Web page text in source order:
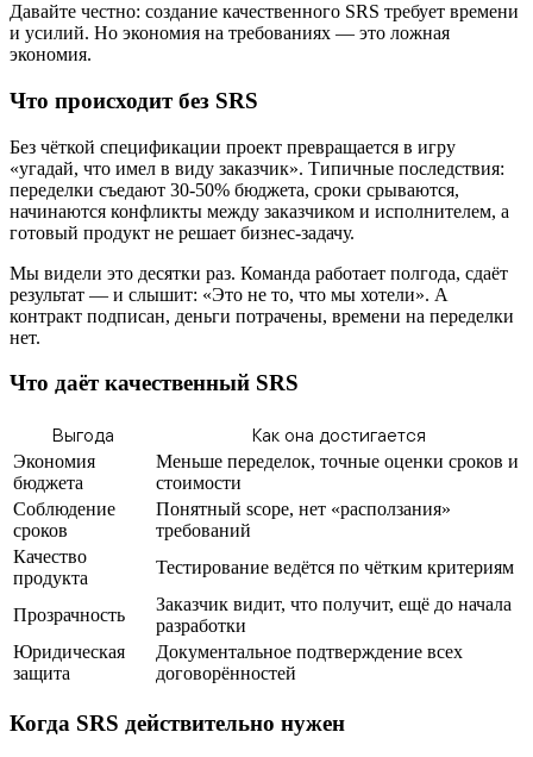
Давайте честно: создание качественного SRS требует времени
и усилий. Но экономия на требованиях — это ложная
экономия.
Что происходит без SRS
Без чёткой спецификации проект превращается в игру
«угадай, что имел в виду заказчик». Типичные последствия:
переделки съедают 30-50% бюджета, сроки срываются,
начинаются конфликты между заказчиком и исполнителем, а
готовый продукт не решает бизнес-задачу.
Мы видели это десятки раз. Команда работает полгода, сдаёт
результат — и слышит: «Это не то, что мы хотели». А
контракт подписан, деньги потрачены, времени на переделки
нет.
Что даёт качественный SRS
Выгода Как она достигается
Экономия
бюджета
Меньше переделок, точные оценки сроков и
стоимости
Соблюдение
сроков
Понятный scope, нет «расползания»
требований
Качество
продукта
Тестирование ведётся по чётким критериям
Прозрачность
Заказчик видит, что получит, ещё до начала
разработки
Юридическая
защита
Документальное подтверждение всех
договорённостей
Когда SRS действительно нужен